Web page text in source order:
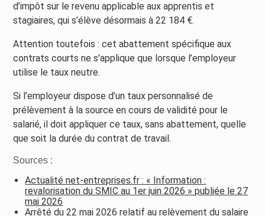
d’impôt sur le revenu applicable aux apprentis et
stagiaires, qui s’élève désormais à 22 184 €.
Attention toutefois : cet abattement spécifique aux
contrats courts ne s’applique que lorsque l’employeur
utilise le taux neutre.
Si l’employeur dispose d’un taux personnalisé de
prélèvement à la source en cours de validité pour le
salarié, il doit appliquer ce taux, sans abattement, quelle
que soit la durée du contrat de travail.
Sources :
Actualité net-entreprises.fr : « Information :
revalorisation du SMIC au 1er juin 2026 » publiée le 27
mai 2026
Arrêté du 22 mai 2026 relatif au relèvement du salaire